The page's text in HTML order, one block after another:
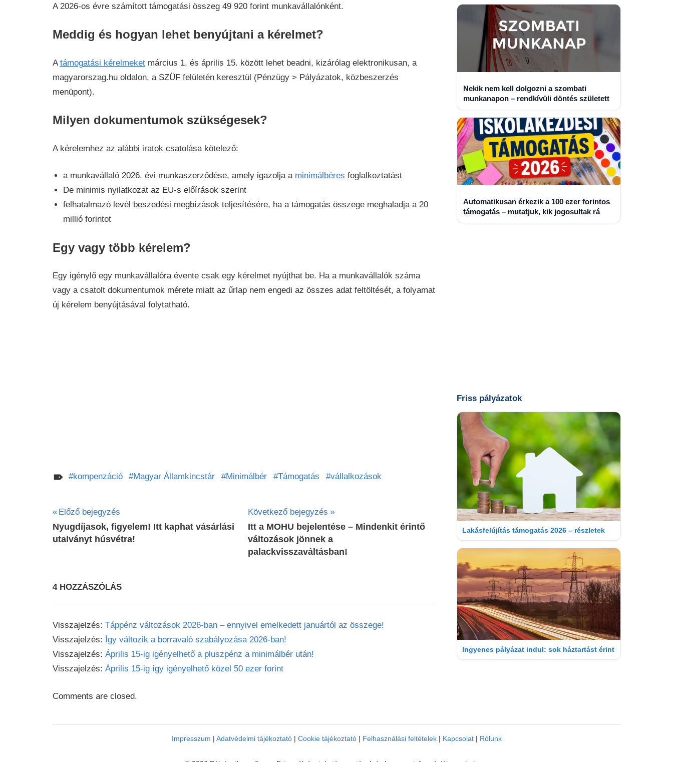
A 2026-os évre számított támogatási összeg 49 920 forint munkavállalónként.
Meddig és hogyan lehet benyújtani a kérelmet?
A támogatási kérelmeketmárcius 1. és április 15. között lehet beadni, kizárólag elektronikusan, a
magyarorszag.hu oldalon, a SZÜF felületén keresztül (Pénzügy > Pályázatok, közbeszerzés
menüpont).
Milyen dokumentumok szükségesek?
A kérelemhez az alábbi iratok csatolása kötelező:
a munkavállaló 2026. évi munkaszerződése, amely igazolja a minimálbéres foglalkoztatást
De minimis nyilatkozat az EU-s előírások szerint
felhatalmazó levél beszedési megbízások teljesítésére, ha a támogatás összege meghaladja a 20
millió forintot
Egy vagy több kérelem?
Egy igénylő egy munkavállalóra évente csak egy kérelmet nyújthat be. Ha a munkavállalók száma
vagy a csatolt dokumentumok mérete miatt az űrlap nem engedi az összes adat feltöltését, a folyamat
új kérelem benyújtásával folytatható.
kompenzáció Magyar Államkincstár Minimálbér Támogatás vállalkozások
Bejegyzés
navigáció
Előző bejegyzés
Nyugdíjasok, figyelem! Itt kaphat vásárlási
utalványt húsvétra!
Következő bejegyzés
Itt a MOHU bejelentése – Mindenkit érintő
változások jönnek a
palackvisszaváltásban!
4 HOZZÁSZÓLÁS
Visszajelzés: Táppénz változások 2026-ban – ennyivel emelkedett januártól az összege!
Visszajelzés: Így változik a borravaló szabályozása 2026-ban!
Visszajelzés: Április 15-ig igényelhető a pluszpénz a minimálbér után!
Visszajelzés: Április 15-ig így igényelhető közel 50 ezer forint
Comments are closed.
Nekik nem kell dolgozni a szombati
munkanapon – rendkívüli döntés született
Automatikusan érkezik a 100 ezer forintos
támogatás – mutatjuk, kik jogosultak rá
Friss pályázatok
Lakásfelújítás támogatás 2026 – részletek
Ingyenes pályázat indul: sok háztartást érint
Impresszum | Adatvédelmi tájékoztató| Cookie tájékoztató| Felhasználási feltételek| Kapcsolat| Rólunk